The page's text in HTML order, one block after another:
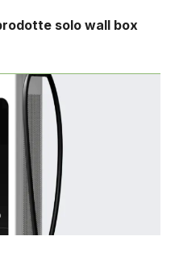
solo wall box